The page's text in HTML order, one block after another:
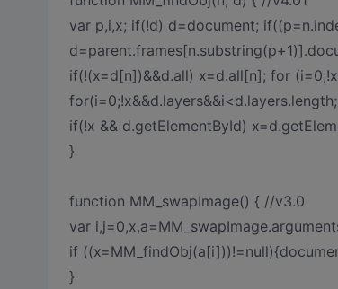
var p,i,x; if(!d) d=document;
if(!(x=d[n])&&d.all) x=d.all[n]; for
if(!x && d.getElementById)
}
function MM_swapImage() { //v3.0
var
if
}